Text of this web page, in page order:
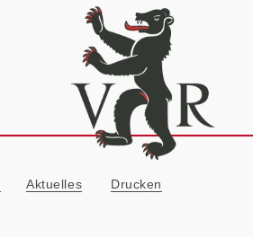
Aktuelles Drucken